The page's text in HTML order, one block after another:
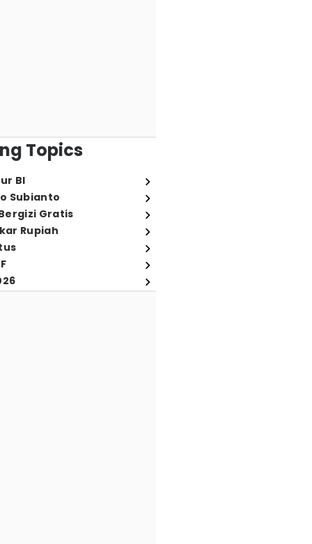
Topics
BI
Subianto
Gratis
Rupiah